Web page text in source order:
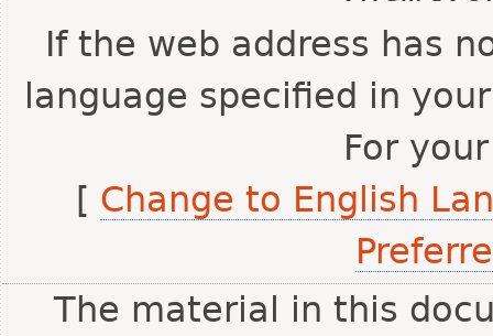
If the web address has
language specified in
For
[ Change to English
The material in this